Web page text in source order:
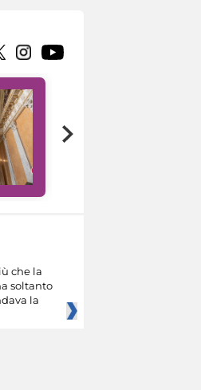
che la
soltanto
la